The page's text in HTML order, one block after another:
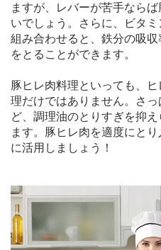
ますが、レバーが苦手なら
いでしょう。さらに、ビタ
組み合わせると、鉄分の吸
をとることができます。
豚ヒレ肉料理といっても、
理だけではありません。さ
ど、調理油のとりすぎを抑
ます。豚ヒレ肉を適度にと
に活用しましょう！